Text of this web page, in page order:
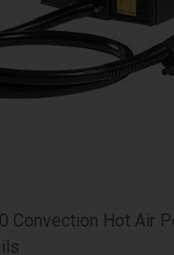
Convection Hot Air